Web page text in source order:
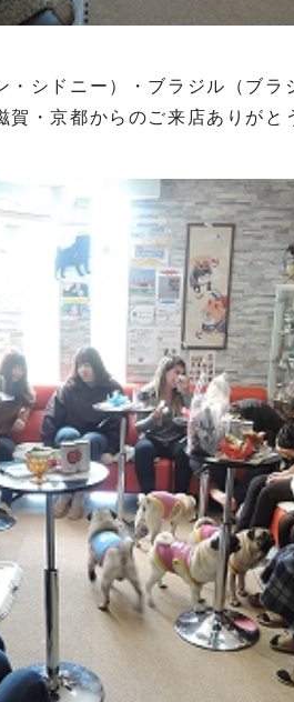
シドニー）・ブラジル（ブラ
賀・京都からのご来店ありが